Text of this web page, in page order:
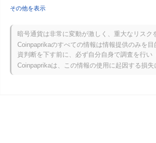
feca1は、より広範な暗号市場と比較し
過去7日間で、feca1は 0.00%上昇し、0.88%の上
タムと比較して、FECA1の価格アクションにお
その他を表示
暗号通貨は非常に変動が激しく、重大なリスク
Coinpaprikaのすべての情報は情報提供のみを
資判断を下す前に、必ず自分自身で調査を行い
Coinpaprikaは、この情報の使用に起因する損失